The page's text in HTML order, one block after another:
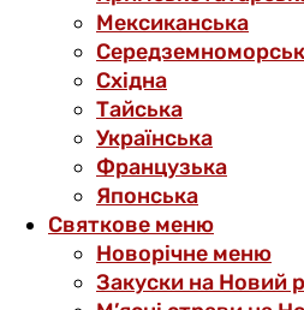
Мексиканська
Східна
Тайська
Українська
Французька
Японська
Святкове меню
Новорічне меню
Закуски на Новий